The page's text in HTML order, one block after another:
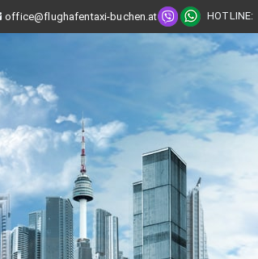
office@flughafentaxi-buchen.at HOTLINE: